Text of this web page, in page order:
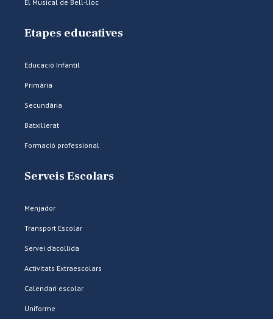
El Musical de Bell-lloc
Etapes educatives
Educació Infantil
Primària
Secundària
Batxillerat
Formació professional
Serveis Escolars
Menjador
Transport Escolar
Servei d’acollida
Activitats Extraescolars
Calendari escolar
Uniforme